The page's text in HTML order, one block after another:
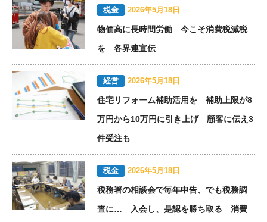
税金 2026年5月18日
物価高に長時間労働 今こそ消費税減税
を 各界連宣伝
経営 2026年5月18日
住宅リフォーム補助活用を 補助上限が8
万円から10万円に引き上げ 顧客に伝え3
件受注も
税金 2026年5月18日
税務署の相談会で毎年申告、でも税務調
査に… 入会し、是認を勝ち取る 消費